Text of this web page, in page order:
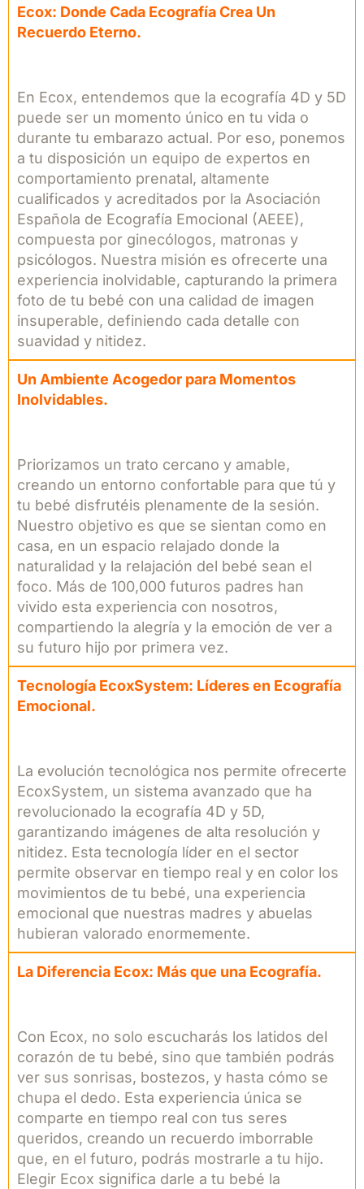
Ecox: Donde Cada Ecografía Crea Un
Recuerdo Eterno.
En Ecox, entendemos que la ecografía 4D y 5D
puede ser un momento único en tu vida o
durante tu embarazo actual. Por eso, ponemos
a tu disposición un equipo de expertos en
comportamiento prenatal, altamente
cualificados y acreditados por la Asociación
Española de Ecografía Emocional (AEEE),
compuesta por ginecólogos, matronas y
psicólogos. Nuestra misión es ofrecerte una
experiencia inolvidable, capturando la primera
foto de tu bebé con una calidad de imagen
insuperable, definiendo cada detalle con
suavidad y nitidez.
Un Ambiente Acogedor para Momentos
Inolvidables.
Priorizamos un trato cercano y amable,
creando un entorno confortable para que tú y
tu bebé disfrutéis plenamente de la sesión.
Nuestro objetivo es que se sientan como en
casa, en un espacio relajado donde la
naturalidad y la relajación del bebé sean el
foco. Más de 100,000 futuros padres han
vivido esta experiencia con nosotros,
compartiendo la alegría y la emoción de ver a
su futuro hijo por primera vez.
Tecnología EcoxSystem: Líderes en Ecografía
Emocional.
La evolución tecnológica nos permite ofrecerte
EcoxSystem, un sistema avanzado que ha
revolucionado la ecografía 4D y 5D,
garantizando imágenes de alta resolución y
nitidez. Esta tecnología líder en el sector
permite observar en tiempo real y en color los
movimientos de tu bebé, una experiencia
emocional que nuestras madres y abuelas
hubieran valorado enormemente.
La Diferencia Ecox: Más que una Ecografía.
Con Ecox, no solo escucharás los latidos del
corazón de tu bebé, sino que también podrás
ver sus sonrisas, bostezos, y hasta cómo se
chupa el dedo. Esta experiencia única se
comparte en tiempo real con tus seres
queridos, creando un recuerdo imborrable
que, en el futuro, podrás mostrarle a tu hijo.
Elegir Ecox significa darle a tu bebé la